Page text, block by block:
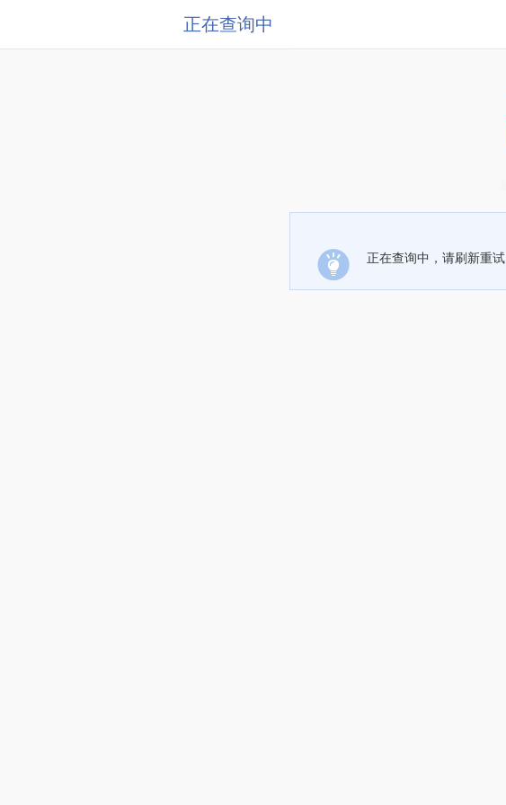
正在查询中
正在查询中，请刷新重试